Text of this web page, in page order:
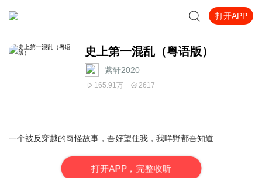
打开APP
史上第一混乱（粤语版）
紫轩2020
165.91万 2617
一个被反穿越的奇怪故事，吾好望住我，我咩野都吾知道
打开APP，完整收听